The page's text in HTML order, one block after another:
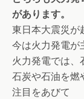
があります。
東日本大震災が
今は火力発電が
火力発電では、
石炭や石油を燃
注目をあびて